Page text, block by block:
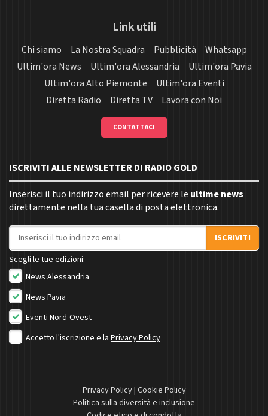
Link utili
Chi siamo La Nostra Squadra Pubblicità
Whatsapp
Ultim'ora News
Ultim'ora Alessandria
Ultim'ora Pavia
Ultim'ora Alto Piemonte
Ultim'ora Eventi
Diretta Radio
Diretta TV Lavora con Noi
CONTATTACI
ISCRIVITI ALLE NEWSLETTER DI RADIO GOLD
Inserisci il tuo indirizzo email per ricevere le ultime news
direttamente nella tua casella di posta elettronica.
Indirizzo email
ISCRIVITI
Scegli le tue edizioni:
News Alessandria
News Pavia
Eventi Nord-Ovest
Accetto l'iscrizione e la Privacy Policy
Privacy Policy| Cookie Policy
Politica sulla diversità e inclusione